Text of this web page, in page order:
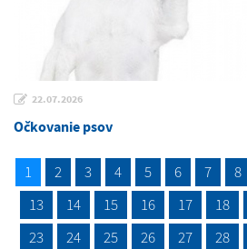
22.07.2026
Očkovanie psov
1 2 3 4 5 6 7 8
13
14 15 16 17 18
23
24 25 26 27 28